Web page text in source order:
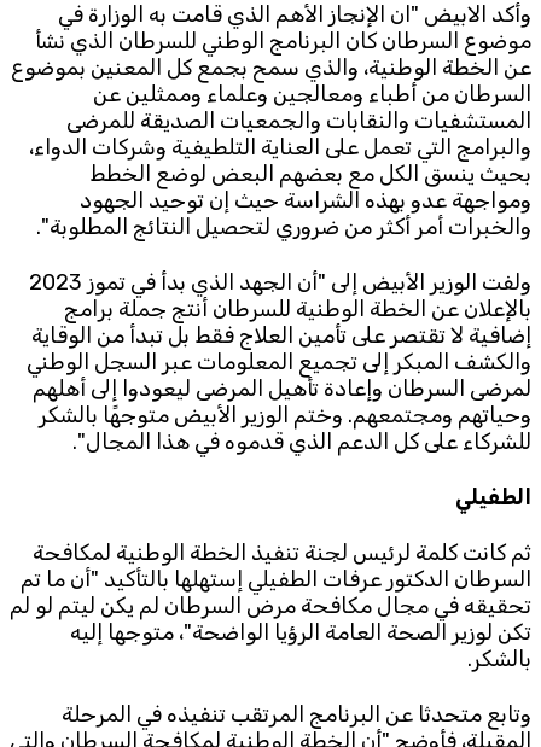
وأكد الابيض "ان الإنجاز الأهم الذي قامت به الوزارة في
موضوع السرطان كان البرنامج الوطني للسرطان الذي نشأ
عن الخطة الوطنية، والذي سمح بجمع كل المعنين بموضوع
السرطان من أطباء ومعالجين وعلماء وممثلين عن
المستشفيات والنقابات والجمعيات الصديقة للمرضى
والبرامج التي تعمل على العناية التلطيفية وشركات الدواء،
بحيث ينسق الكل مع بعضهم البعض لوضع الخطط
ومواجهة عدو بهذه الشراسة حيث إن توحيد الجهود
والخبرات أمر أكثر من ضروري لتحصيل النتائج المطلوبة".
ولفت الوزير الأبيض إلى "أن الجهد الذي بدأ في تموز 2023
بالإعلان عن الخطة الوطنية للسرطان أنتج جملة برامج
إضافية لا تقتصر على تأمين العلاج فقط بل تبدأ من الوقاية
والكشف المبكر إلى تجميع المعلومات عبر السجل الوطني
لمرضى السرطان وإعادة تأهيل المرضى ليعودوا إلى أهلهم
وحياتهم ومجتمعهم. وختم الوزير الأبيض متوجهًا بالشكر
للشركاء على كل الدعم الذي قدموه في هذا المجال".
الطفيلي
ثم كانت كلمة لرئيس لجنة تنفيذ الخطة الوطنية لمكافحة
السرطان الدكتور عرفات الطفيلي إستهلها بالتأكيد "أن ما تم
تحقيقه في مجال مكافحة مرض السرطان لم يكن ليتم لو لم
تكن لوزير الصحة العامة الرؤيا الواضحة"، متوجها إليه
بالشكر.
وتابع متحدثا عن البرنامج المرتقب تنفيذه في المرحلة
المقبلة، فأوضح "أن الخطة الوطنية لمكافحة السرطان والتي